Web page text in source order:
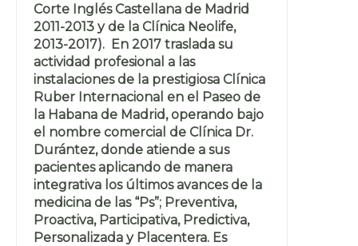
Corte Inglés Castellana de Madrid
2011-2013 y de la Clínica Neolife,
2013-2017). En 2017 traslada su
actividad profesional a las
instalaciones de la prestigiosa Clínica
Ruber Internacional en el Paseo de
la Habana de Madrid, operando bajo
el nombre comercial de Clínica Dr.
Durántez, donde atiende a sus
pacientes aplicando de manera
integrativa los últimos avances de la
medicina de las “Ps”; Preventiva,
Proactiva, Participativa, Predictiva,
Personalizada y Placentera. Es